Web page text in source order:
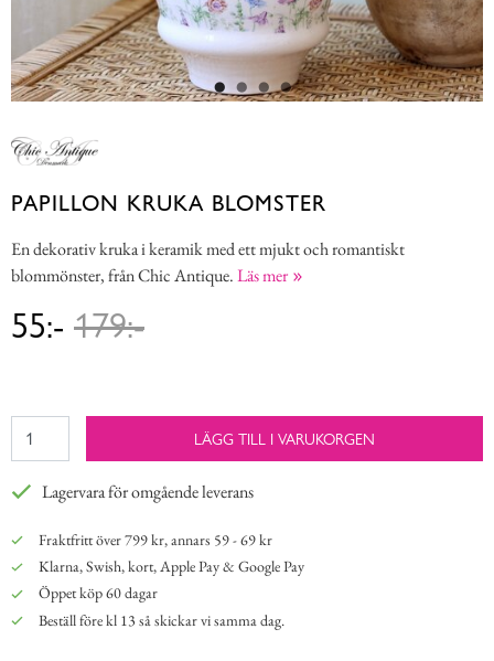
PAPILLON KRUKA BLOMSTER
En dekorativ kruka i keramik med ett mjukt och romantiskt
blommönster, från Chic Antique.Läs mer
55:- 179:-
LÄGG TILL I VARUKORGEN
Lagervara för omgående leverans
Fraktfritt över 799 kr, annars 59 - 69 kr
Klarna, Swish, kort, Apple Pay & Google Pay
Öppet köp 60 dagar
Beställ före kl 13 så skickar vi samma dag.